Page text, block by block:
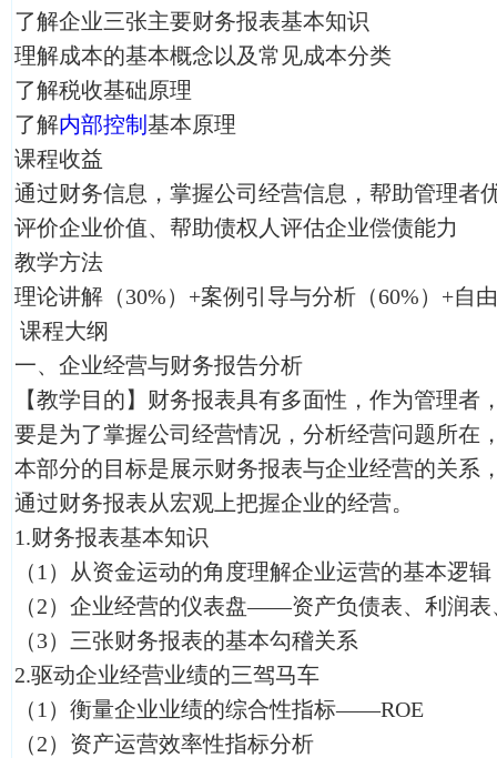
了解企业三张主要财务报表基本知识
理解成本的基本概念以及常见成本分类
了解税收基础原理
了解内部控制 基本原理
课程收益
通过财务信息，掌握公司经营信息，帮助管理者
评价企业价值、帮助债权人评估企业偿债能力
教学方法
理论讲解（30%）+案例引导与分析（60%）+自
课程大纲
一、企业经营与财务报告分析
【教学目的】财务报表具有多面性，作为管理者
要是为了掌握公司经营情况，分析经营问题所在
本部分的目标是展示财务报表与企业经营的关系
通过财务报表从宏观上把握企业的经营。
1.财务报表基本知识
（1）从资金运动的角度理解企业运营的基本逻辑
（2）企业经营的仪表盘——资产负债表、利润
（3）三张财务报表的基本勾稽关系
2.驱动企业经营业绩的三驾马车
（1）衡量企业业绩的综合性指标——ROE
（2）资产运营效率性指标分析